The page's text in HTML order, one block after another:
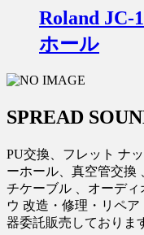
Roland JC-
ホール
SPREAD
PU交換、フレット ナ
ーホール、真空管交換
チケーブル 、オーデ
ウ 改造・修理・リペ
器委託販売しておりま